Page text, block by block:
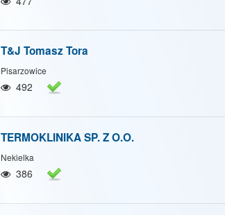
T&J Tomasz Tora
Pisarzowice
492
TERMOKLINIKA SP. Z O.O.
Nekielka
386